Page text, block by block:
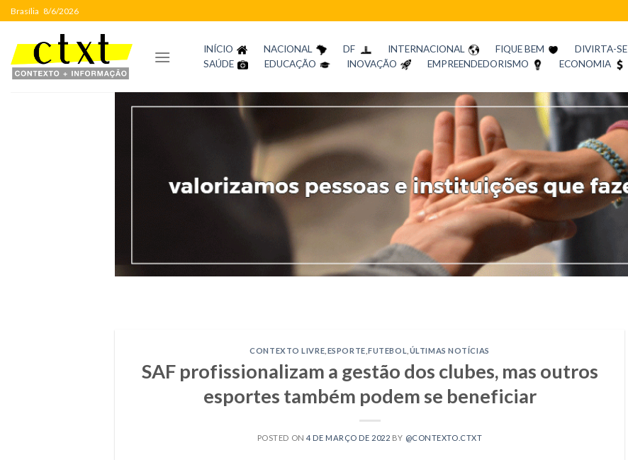
Skip
to
content
Brasília 8/6/2026
INÍCIO NACIONAL DF INTERNACIONAL FIQUE BEM DIVIRTA-SE
SAÚDE
EDUCAÇÃO INOVAÇÃO EMPREENDEDORISMO ECONOMIA
CONTEXTO LIVRE ESPORTE ,FUTEBOL ÚLTIMAS NOTÍCIAS
SAF profissionalizam a gestão dos clubes, mas outros
esportes também podem se beneficiar
POSTED ON4 DE MARÇO DE 2022 BY @CONTEXTO.CTXT